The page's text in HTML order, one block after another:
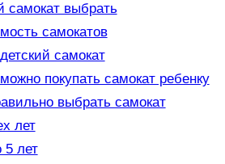
самокат выбрать
самокатов
самокат
покупать самокат ребенку
выбрать самокат
лет
лет